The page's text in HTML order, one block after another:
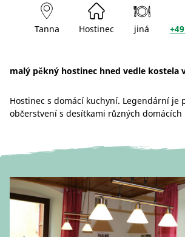
Tanna Hostinec jiná
malý pěkný hostinec hned vedle kostela
Hostinec s domácí kuchyní. Legendární je
občerstvení s desítkami různých domácích